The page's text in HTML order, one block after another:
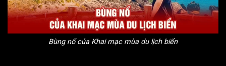
Bùng nổ của Khai mạc mùa du lịch biển